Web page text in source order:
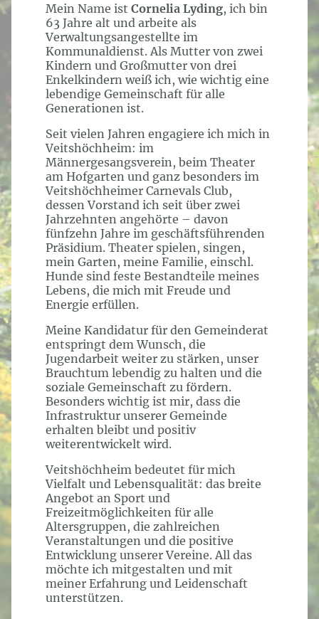
Mein Name ist Cornelia Lyding, ich bin
63 Jahre alt und arbeite als
Verwaltungsangestellte im
Kommunaldienst. Als Mutter von zwei
Kindern und Großmutter von drei
Enkelkindern weiß ich, wie wichtig eine
lebendige Gemeinschaft für alle
Generationen ist.
Seit vielen Jahren engagiere ich mich in
Veitshöchheim: im
Männergesangsverein, beim Theater
am Hofgarten und ganz besonders im
Veitshöchheimer Carnevals Club,
dessen Vorstand ich seit über zwei
Jahrzehnten angehörte – davon
fünfzehn Jahre im geschäftsführenden
Präsidium. Theater spielen, singen,
mein Garten, meine Familie, einschl.
Hunde sind feste Bestandteile meines
Lebens, die mich mit Freude und
Energie erfüllen.
Meine Kandidatur für den Gemeinderat
entspringt dem Wunsch, die
Jugendarbeit weiter zu stärken, unser
Brauchtum lebendig zu halten und die
soziale Gemeinschaft zu fördern.
Besonders wichtig ist mir, dass die
Infrastruktur unserer Gemeinde
erhalten bleibt und positiv
weiterentwickelt wird.
Veitshöchheim bedeutet für mich
Vielfalt und Lebensqualität: das breite
Angebot an Sport und
Freizeitmöglichkeiten für alle
Altersgruppen, die zahlreichen
Veranstaltungen und die positive
Entwicklung unserer Vereine. All das
möchte ich mitgestalten und mit
meiner Erfahrung und Leidenschaft
unterstützen.